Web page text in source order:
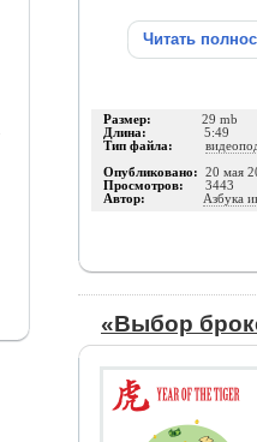
Читать
Размер: 29 mb
Длина: 5:49
Тип файла:
Опубликовано: 20 мая
Просмотров: 3443
Автор: Азбука
«Выбор